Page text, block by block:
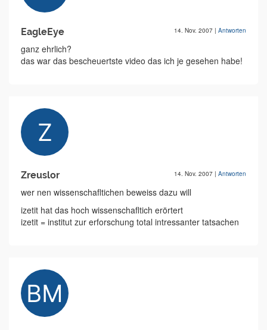
EagleEye 14. Nov. 2007 | Antworten
ganz ehrlich?
das war das bescheuertste video das ich je gesehen habe!
Zreuslor 14. Nov. 2007 | Antworten
wer nen wissenschafltichen beweiss dazu will
izetit hat das hoch wissenschafltich erörtert
izetit = institut zur erforschung total intressanter tatsachen